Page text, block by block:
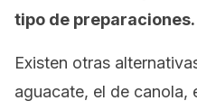
tipo de preparaciones.
Existen otras
aguacate, el de canola,